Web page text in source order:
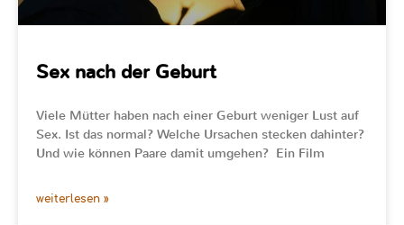
Sex nach der Geburt
Viele Mütter haben nach einer Geburt weniger Lust auf
Sex. Ist das normal? Welche Ursachen stecken dahinter?
Und wie können Paare damit umgehen? Ein Film
weiterlesen »